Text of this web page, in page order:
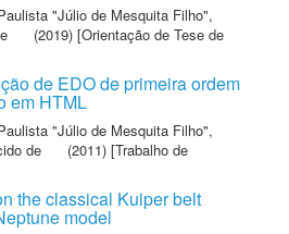
"Júlio de Mesquita Filho",
(2019) [Orientação de Tese de
de EDO de primeira ordem
em HTML
"Júlio de Mesquita Filho",
de
(2011) [Trabalho de
the classical Kuiper belt
model